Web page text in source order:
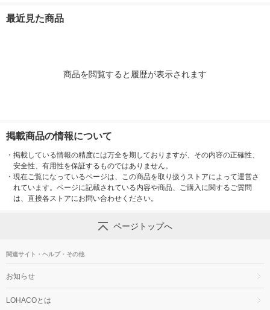
最近見た商品
商品を閲覧すると履歴が表示されます
掲載商品の情報について
・ 掲載している情報の精度には万全を期しておりますが、その内容の正確性、
安全性、有用性を保証するものではありません。
・ 現在ご覧になっているページは、この商品を取り扱うストアによって運営さ
れています。ページに記載されている内容や商品、ご購入に関するご質問
は、直接各ストアにお問い合わせください。
ページトップへ
関連サイト・ヘルプ・その他
お知らせ
LOHACOとは